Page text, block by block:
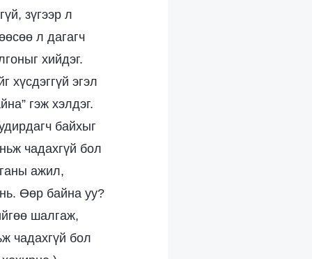
зүгээр л
л дагагч
хийдэг.
хүсдэггүй эгэл
гэж хэлдэг.
байхыг
чадахгүй бол
ажил,
Өөр байна уу?
шалгаж,
чадахгүй бол